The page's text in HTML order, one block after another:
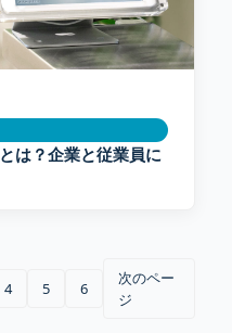
は？企業と従業員に
4 5 6
次のペー
ジ